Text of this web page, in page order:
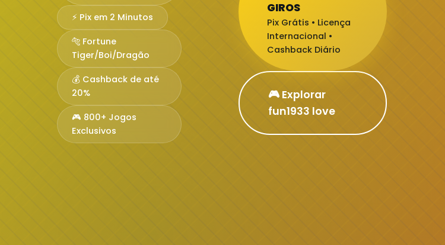
⚡ Pix em 2 Minutos
🐅 Fortune
Tiger/Boi/Dragão
💰 Cashback de até
20%
🎮 800+ Jogos
Exclusivos
GIROS
Pix Grátis • Licença
Internacional •
Cashback Diário
🎮 Explorar
fun1933 love